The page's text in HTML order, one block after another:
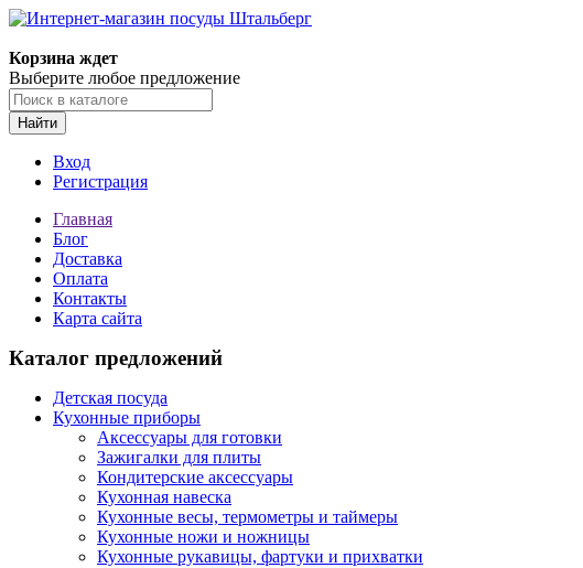
Корзина ждет
Выберите любое предложение
Найти
Вход
Регистрация
Главная
Блог
Доставка
Оплата
Контакты
Карта сайта
Каталог предложений
Детская посуда
Кухонные приборы
Аксессуары для готовки
Зажигалки для плиты
Кондитерские аксессуары
Кухонная навеска
Кухонные весы, термометры и таймеры
Кухонные ножи и ножницы
Кухонные рукавицы, фартуки и прихватки